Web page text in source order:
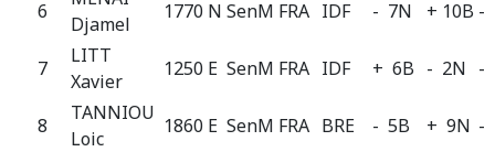
6
Djamel
1770 N SenM FRA IDF - 7N + 10B -
7
LITT
Xavier
1250 E SenM FRA IDF + 6B - 2N -
8
TANNIOU
Loic
1860 E SenM FRA BRE - 5B + 9N -